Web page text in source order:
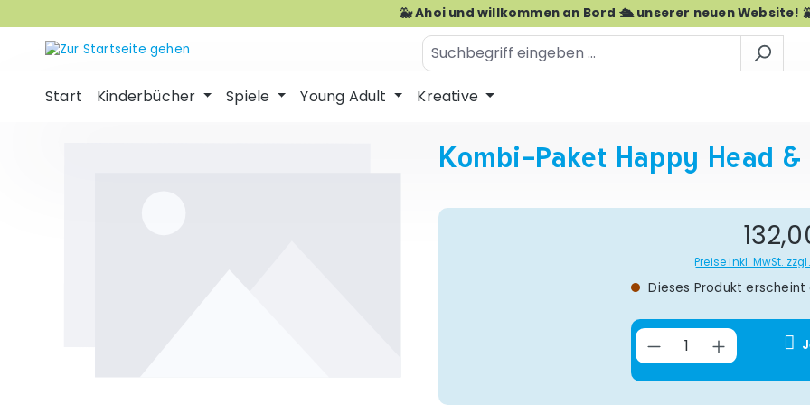
🐳 Ahoi und willkommen an Bord 🛳️ unserer neuen Website!
Start Kinderbücher Spiele Young Adult Kreative
Kombi-Paket Happy Head
Preise inkl. MwSt.
Dieses Produkt
Produkt